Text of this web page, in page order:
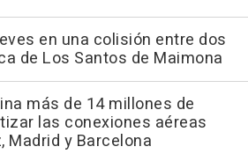
en una colisión entre dos
de Los Santos de Maimona
más de 14 millones de
las conexiones aéreas
Madrid y Barcelona